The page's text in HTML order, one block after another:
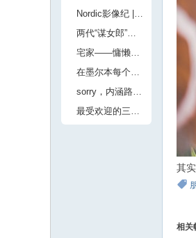
Nordic影像纪 | 一路风雨北欧行
两代“谋女郎”倪妮刘浩存微博之夜同框 清纯性感各具特色
宅家——慵懒风下的少女感
在墨尔本每个有阳光的日子里 留下来陪你生活
sorry，内涵路线我们走腻了
最受欢迎的三大星座，再不下手就被别人抢走了
其
相关